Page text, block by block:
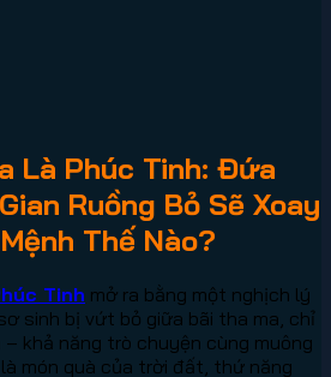
Là Phúc Tinh: Đứa
Ruồng Bỏ Sẽ Xoay
Thế Nào?
Tinh mở ra bằng một nghịch lý
sinh bị vứt bỏ giữa bãi tha ma, chỉ
khả năng trò chuyện cùng muông
món quà của trời đất, thứ năng